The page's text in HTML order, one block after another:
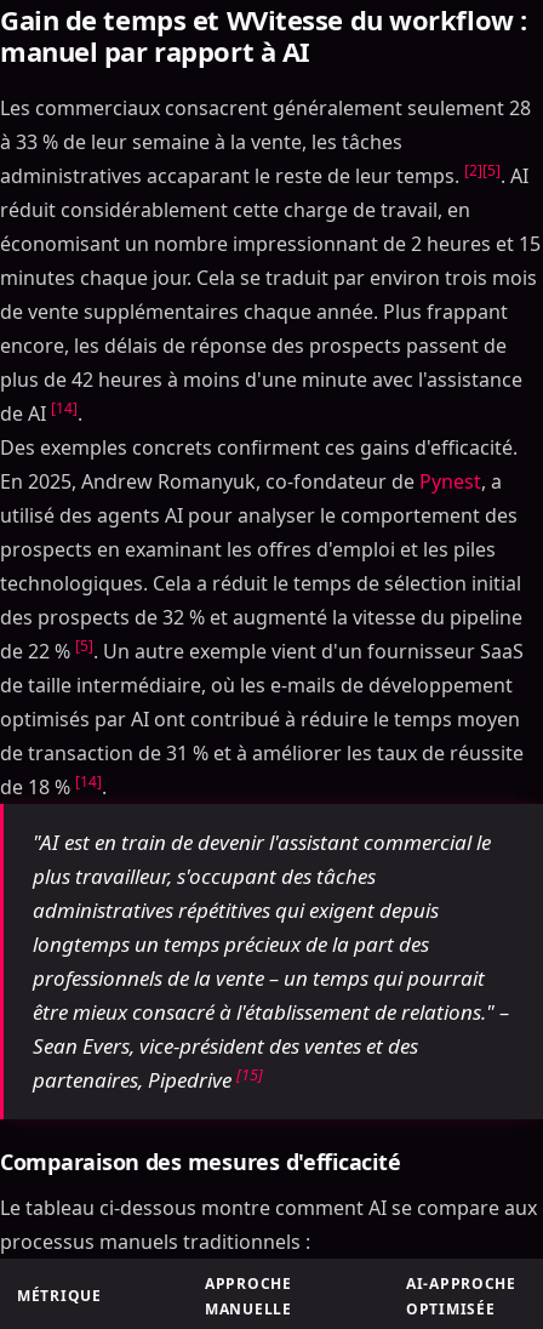
Gain de temps et WVitesse du workflow :
manuel par rapport à AI
Les commerciaux consacrent généralement seulement 28
à 33 % de leur semaine à la vente, les tâches
administratives accaparant le reste de leur temps. [2][5]. AI
réduit considérablement cette charge de travail, en
économisant un nombre impressionnant de 2 heures et 15
minutes chaque jour. Cela se traduit par environ trois mois
de vente supplémentaires chaque année. Plus frappant
encore, les délais de réponse des prospects passent de
plus de 42 heures à moins d'une minute avec l'assistance
de AI [14].
Des exemples concrets confirment ces gains d'efficacité.
En 2025, Andrew Romanyuk, co-fondateur de Pynest, a
utilisé des agents AI pour analyser le comportement des
prospects en examinant les offres d'emploi et les piles
technologiques. Cela a réduit le temps de sélection initial
des prospects de 32 % et augmenté la vitesse du pipeline
de 22 % [5]. Un autre exemple vient d'un fournisseur SaaS
de taille intermédiaire, où les e-mails de développement
optimisés par AI ont contribué à réduire le temps moyen
de transaction de 31 % et à améliorer les taux de réussite
de 18 % [14].
"AI est en train de devenir l'assistant commercial le
plus travailleur, s'occupant des tâches
administratives répétitives qui exigent depuis
longtemps un temps précieux de la part des
professionnels de la vente – un temps qui pourrait
être mieux consacré à l'établissement de relations." –
Sean Evers, vice-président des ventes et des
partenaires, Pipedrive [15]
Comparaison des mesures d'efficacité
Le tableau ci-dessous montre comment AI se compare aux
processus manuels traditionnels :
MÉTRIQUE
APPROCHE
MANUELLE
AI-APPROCHE
OPTIMISÉE